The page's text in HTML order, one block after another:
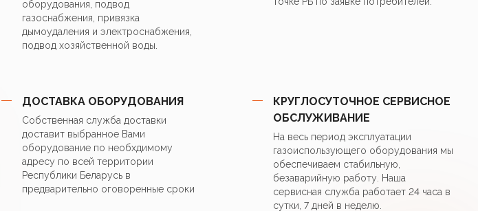
Ротация ТЭН-ов для увеличения ресурса нагревательных элементов.
Блок питания электроники с защитой от высоковольтных импульсов,
Встроенный циркуляционный насос Wilo RS 15/5
Емкий расширительный бак 12 л (Италия)
Автоматический воздухоотводчик (Италия)
Управление температурой воды ГВС при подключении бойлера косвенного
оборудования, подвод
газоснабжения, привязка
дымоудаления и электроснабжения,
подвод хозяйственной воды.
ДОСТАВКА ОБОРУДОВАНИЯ
Собственная служба доставки
доставит выбранное Вами
оборудование по необхдимому
адресу по всей территории
Республики Беларусь в
предварительно оговоренные сроки
КРУГЛОСУТОЧНОЕ СЕРВИСНОЕ
ОБСЛУЖИВАНИЕ
На весь период эксплуатации
газоиспользующего оборудования мы
обеспечиваем стабильную,
безаварийную работу. Наша
сервисная служба работает 24 часа в
сутки, 7 дней в неделю.